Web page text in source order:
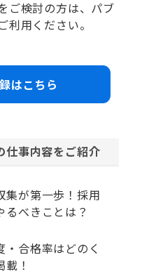
ご検討の方は、パブ
利用ください。
はこちら
仕事内容をご紹介
集が第一歩！採用
るべきことは？
合格率はどのく
！